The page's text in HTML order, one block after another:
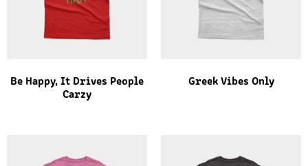
Be Happy, It Drives People
Carzy
Greek Vibes Only